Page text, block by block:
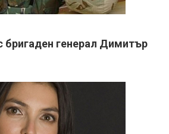
бригаден генерал Димитър